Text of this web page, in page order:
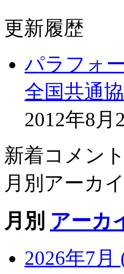
更新履歴
パラフォ
全国共通
2012年8月
新着コメント
月別アーカ
月別 アーカ
2026年7月